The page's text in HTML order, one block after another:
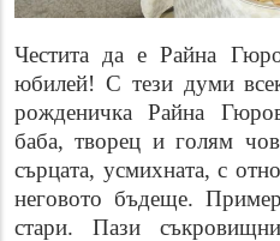
Честита да е Райна
юбилей! С тези думи
рожденичка Райна
баба, творец и голям
сърцата, усмихната, с
неговото бъдеще.
стари. Пази